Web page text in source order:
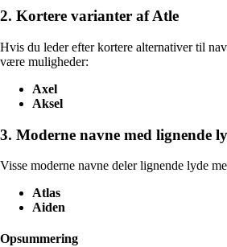
2. Kortere varianter af Atle
Hvis du leder efter kortere alternativer til
være muligheder:
Axel
Aksel
3. Moderne navne med lignende
Visse moderne navne deler lignende lyde
Atlas
Aiden
Opsummering